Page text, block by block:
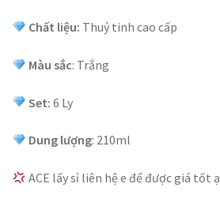
Chất liệu: Thuỷ tinh cao cấp
Màu sắc: Trắng
Set: 6 Ly
Dung lượng: 210ml
ACE lấy sỉ liên hệ e để được giá tốt ạ